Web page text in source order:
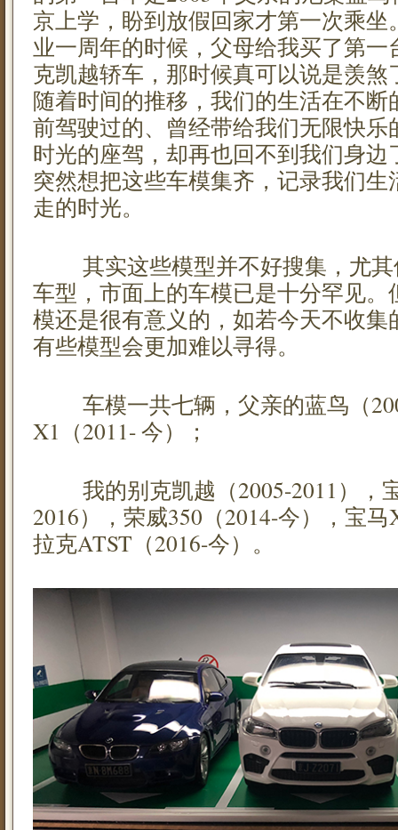
京上学，盼到放假回家才第一次乘坐
业一周年的时候，父母给我买了第
克凯越轿车，那时候真可以说是羡
随着时间的推移，我们的生活在不
前驾驶过的、曾经带给我们无限快
时光的座驾，却再也回不到我们身
突然想把这些车模集齐，记录我们
走的时光。
其实这些模型并不好搜集，尤其
车型，市面上的车模已是十分罕见
模还是很有意义的，如若今天不收
有些模型会更加难以寻得。
车模一共七辆，父亲的蓝鸟（
X1（2011- 今）；
我的别克凯越（2005-2011），
2016），荣威350（2014-今），宝
拉克ATST（2016-今）。